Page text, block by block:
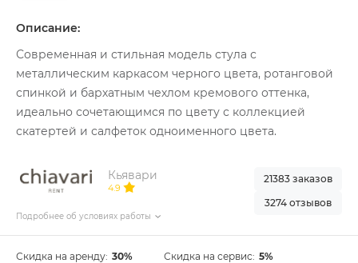
Описание:
Современная и стильная модель стула с
металлическим каркасом черного цвета, ротанговой
спинкой и бархатным чехлом кремового оттенка,
идеально сочетающимся по цвету с коллекцией
скатертей и салфеток одноименного цвета.
Кьявари
4.9
Подробнее об условиях работы
21383 заказов
3274 отзывов
Скидка на аренду: 30% Скидка на сервис: 5%